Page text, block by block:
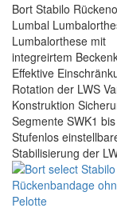
Bort Stabilo
Lumbal
Lumbalorthese mit
integreirtem
Effektive
Rotation der LWS
Konstruktion
Segmente SWK1
Stufenlos
Stabilisierung der